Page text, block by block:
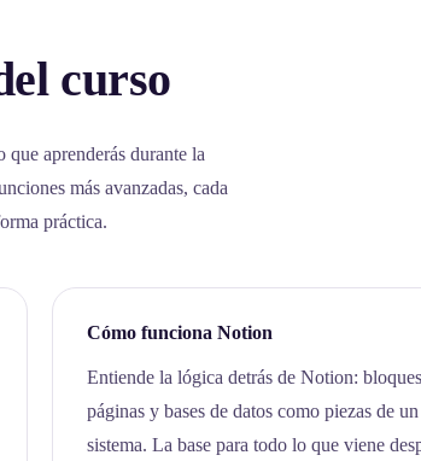
curso
aprenderás durante la
más avanzadas, cada
práctica.
Cómo funciona Notion
Entiende la lógica detrás de Notion:
páginas y bases de datos como piezas de
sistema. La base para todo lo que viene